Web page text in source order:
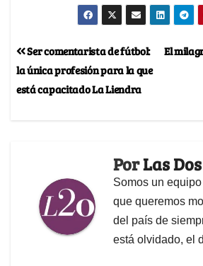
El
Ser comentarista de fútbol:
la única profesión para la que
está capacitado La Liendra
PorLas
Somos un
que queremos
del país de
está olvidado, el